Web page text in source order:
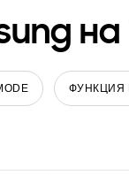
на
ФУНКЦИЯ